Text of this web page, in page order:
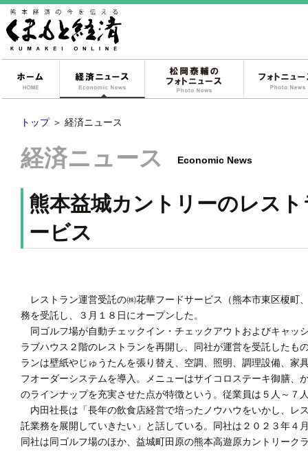
経済ニュース
トップ ＞ 経済ニュース
経済ニュース Economic News
熊本益城カントリーのレス
ービス
レストラン運営受託の㈱花華フードサービス（熊本市東区榎町
務を受託し、３月１８日にオープンした。
同ゴルフ場が自動チェックイン・チェックアウトおよびキャッ
ラブハウス２階のレストランを再開し、同社が運営を受託した
ランは壁紙やじゅうたんを張り替え、空調、照明、調理設備、
フオーダーシステムを導入。メニューはサイコロステーキ御膳
のラインナップを充実させた点が特徴という。従業員は５人～７
内田社長は「長年の飲食店経営で培ったノウハウをいかし、レ
託業務を展開していきたい」と話している。同社は２０２３年４
同社は同ゴルフ場のほか、益城町田原の熊本高遊原カントリー